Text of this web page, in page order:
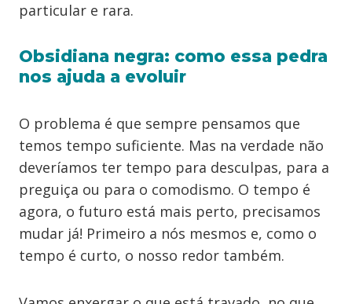
particular e rara.
Obsidiana negra: como essa pedra
nos ajuda a evoluir
O problema é que sempre pensamos que
temos tempo suficiente. Mas na verdade não
deveríamos ter tempo para desculpas, para a
preguiça ou para o comodismo. O tempo é
agora, o futuro está mais perto, precisamos
mudar já! Primeiro a nós mesmos e, como o
tempo é curto, o nosso redor também.